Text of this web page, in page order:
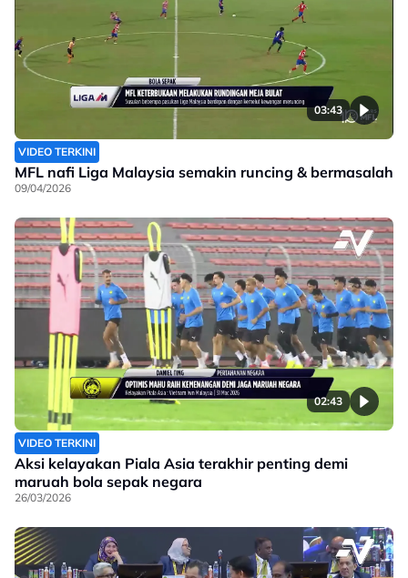
03:43
VIDEO TERKINI
MFL nafi Liga Malaysia semakin runcing & bermasalah
09/04/2026
02:43
VIDEO TERKINI
Aksi kelayakan Piala Asia terakhir penting demi
maruah bola sepak negara
26/03/2026